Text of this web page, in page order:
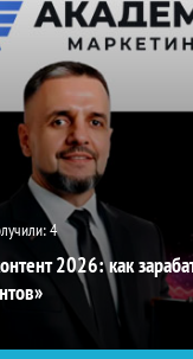
4
2026: как